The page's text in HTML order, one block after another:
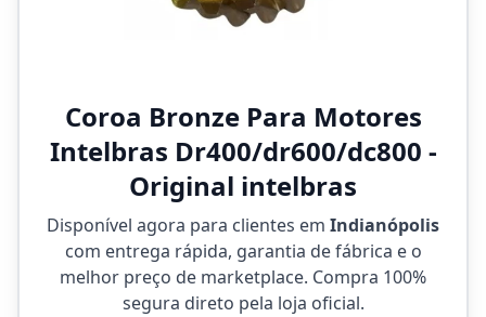
Coroa Bronze Para Motores
Intelbras Dr400/dr600/dc800 -
Original intelbras
Disponível agora para clientes em Indianópolis
com entrega rápida, garantia de fábrica e o
melhor preço de marketplace. Compra 100%
segura direto pela loja oficial.